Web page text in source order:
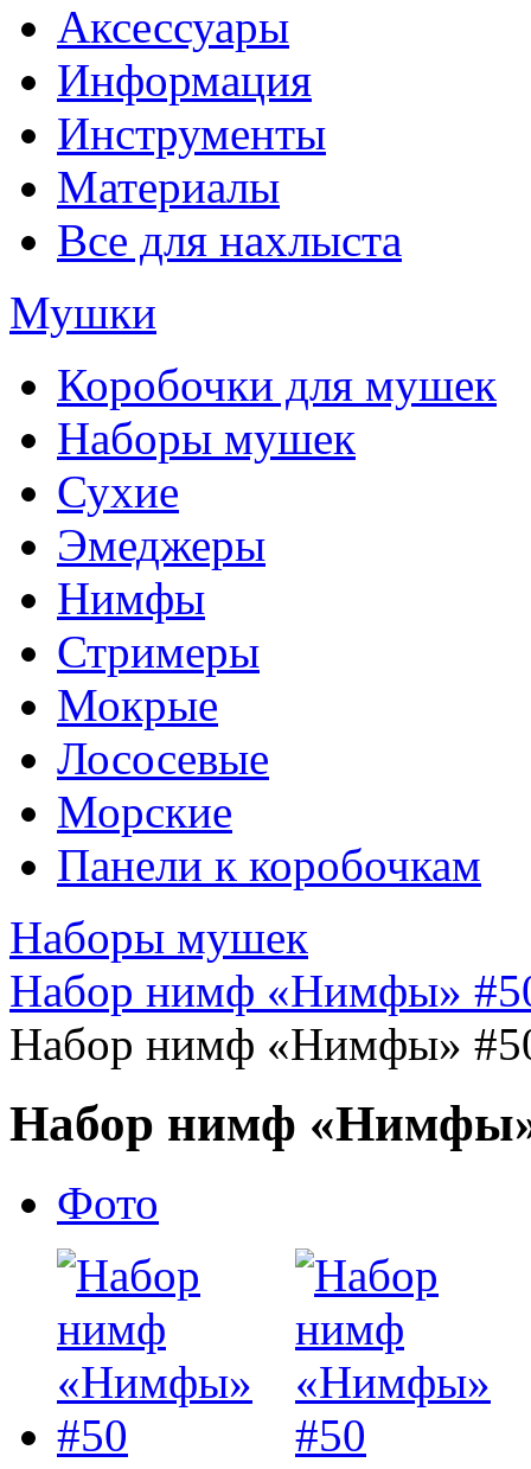
Аксессуары
Информация
Инструменты
Материалы
Все для нахлыста
Мушки
Коробочки для мушек
Наборы мушек
Сухие
Эмеджеры
Нимфы
Стримеры
Мокрые
Лососевые
Морские
Панели к коробочкам
Наборы мушек
Набор нимф «Нимфы»
Набор нимф «Нимфы»
Набор нимф
Фото